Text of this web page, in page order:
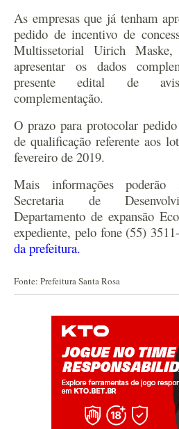
As empresas que já tenham
pedido de incentivo de
Multissetorial Uirich
apresentar os dados
presente edital de
complementação.
O prazo para protocolar
de qualificação referente aos
fevereiro de 2019.
Mais informações
Secretaria de
Departamento de expansão
expediente, pelo fone (55)
da prefeitura.
Fonte: Prefeitura Santa Rosa